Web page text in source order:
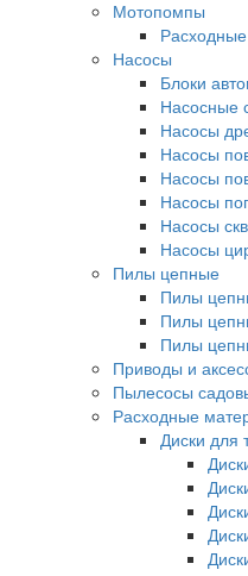
Мотопомпы
Насосы
Блоки
Насосные
Насосы
Насосы
Насосы
Насосы
Насосы
Насосы
Пилы цепные
Пилы
Пилы
Пилы
Приводы и
Пылесосы
Расходные
Диски для